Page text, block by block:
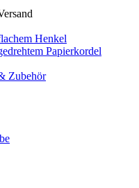
Henkel
Papierkordel
Zubehör